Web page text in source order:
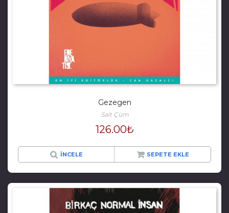
Gezegen
Sait Çüm
126.00₺
İNCELE SEPETE EKLE